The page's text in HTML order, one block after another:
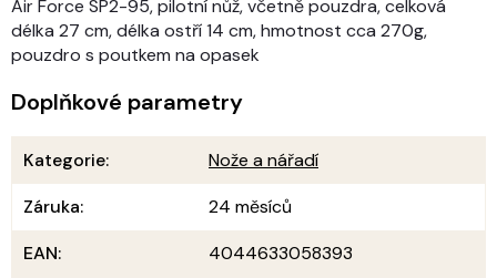
Air Force SP2-95, pilotní nůž, včetně pouzdra, celková
délka 27 cm, délka ostří 14 cm, hmotnost cca 270g,
pouzdro s poutkem na opasek
Doplňkové parametry
Kategorie:
Nože a nářadí
Záruka:
24 měsíců
EAN: 4044633058393